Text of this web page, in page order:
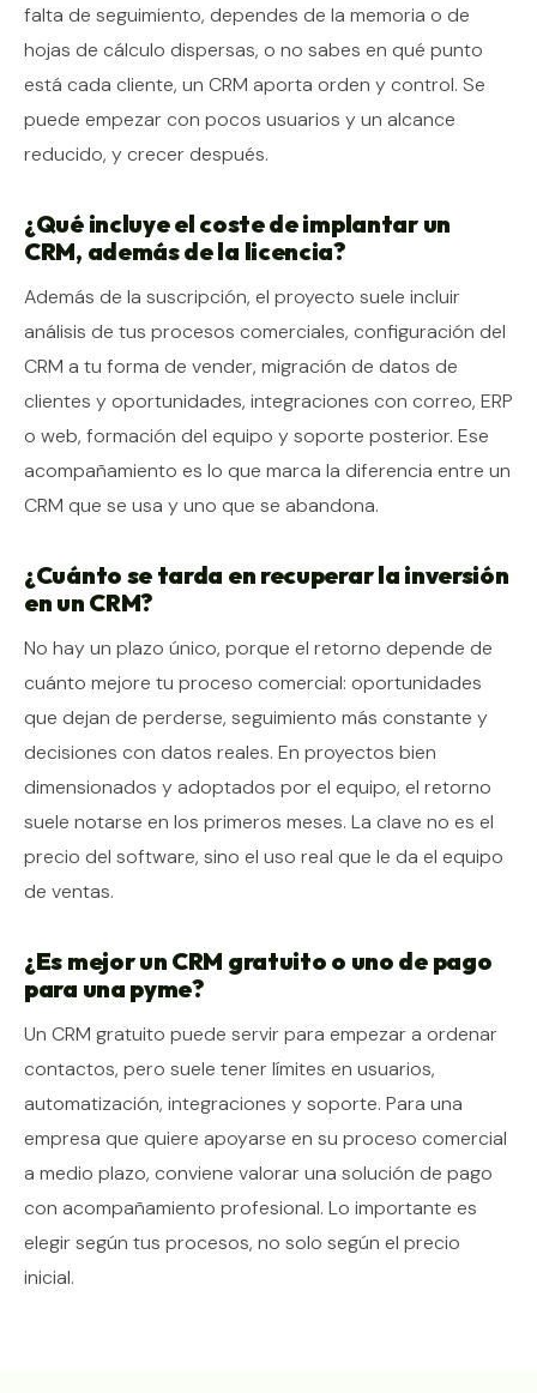
falta de seguimiento, dependes de la memoria o de
hojas de cálculo dispersas, o no sabes en qué punto
está cada cliente, un CRM aporta orden y control. Se
puede empezar con pocos usuarios y un alcance
reducido, y crecer después.
¿Qué incluye el coste de implantar un
CRM, además de la licencia?
Además de la suscripción, el proyecto suele incluir
análisis de tus procesos comerciales, configuración del
CRM a tu forma de vender, migración de datos de
clientes y oportunidades, integraciones con correo, ERP
o web, formación del equipo y soporte posterior. Ese
acompañamiento es lo que marca la diferencia entre un
CRM que se usa y uno que se abandona.
¿Cuánto se tarda en recuperar la inversión
en un CRM?
No hay un plazo único, porque el retorno depende de
cuánto mejore tu proceso comercial: oportunidades
que dejan de perderse, seguimiento más constante y
decisiones con datos reales. En proyectos bien
dimensionados y adoptados por el equipo, el retorno
suele notarse en los primeros meses. La clave no es el
precio del software, sino el uso real que le da el equipo
de ventas.
¿Es mejor un CRM gratuito o uno de pago
para una pyme?
Un CRM gratuito puede servir para empezar a ordenar
contactos, pero suele tener límites en usuarios,
automatización, integraciones y soporte. Para una
empresa que quiere apoyarse en su proceso comercial
a medio plazo, conviene valorar una solución de pago
con acompañamiento profesional. Lo importante es
elegir según tus procesos, no solo según el precio
inicial.